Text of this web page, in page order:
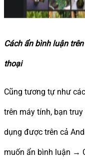
Cách ẩn bình luận
thoại
Cũng tương tự như
trên máy tính, bạn
dụng được trên cả
muốn ẩn bình luận →